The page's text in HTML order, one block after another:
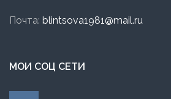
Почта: blintsova1981@mail.ru
МОИ СОЦ СЕТИ